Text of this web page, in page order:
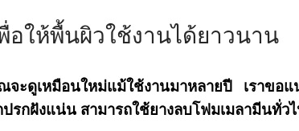
อให้พื้นผิวใช้งานได้ยาวนาน
ดูเหมือนใหม่แม้ใช้งานมาหลายปี เราขอแ
กฝังแน่น สามารถใช้ยางลบโฟมเมลามีนทั่ว